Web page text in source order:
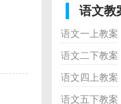
语文教
语文一上教案
语文二下教案
语文四上教案
语文五下教案